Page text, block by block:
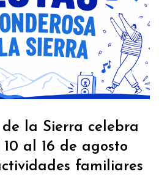
de la Sierra celebra
al 16 de agosto
familiares